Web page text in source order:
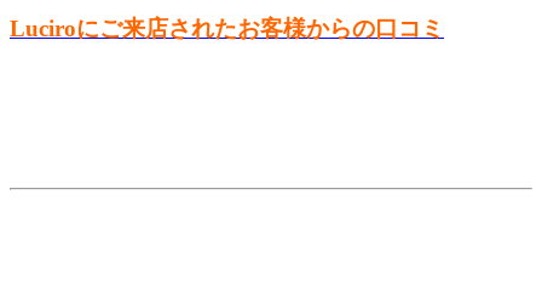
Luciroにご来店されたお客様からの口コミ